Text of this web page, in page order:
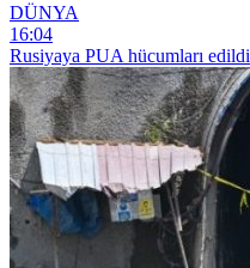
DÜNYA
16:04
Rusiyaya PUA hücumları edildi